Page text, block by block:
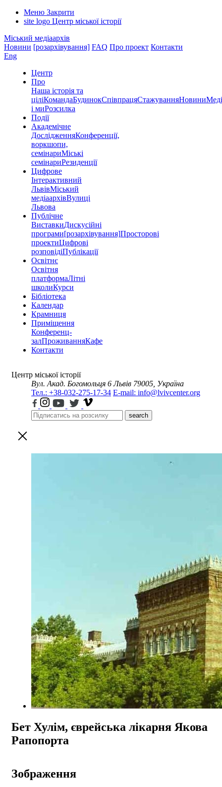
Меню Закрити
site logo Центр міської історії
Міський медіаархів
Новини [розархівування] FAQ Про проект Контакти
Eng
Центр
Про
Наша історія та
ціліКомандаБудинокСпівпрацяСтажуванняНовини
і миРозсилка
Події
Академічне
ДослідженняКонференції,
воркшопи,
семінариМіські
семінариРезиденції
Цифрове
Інтерактивний
ЛьвівМіський
медіаархівВулиці
Львова
Публічне
ВиставкиДискусійні
програми[розархівування]Просторові
проектиЦифрові
розповідіПублікації
Освітнє
Освітня
платформаЛітні
школиКурси
Бібліотека
Календар
Крамниця
Приміщення
Конференц-
залПроживанняКафе
Контакти
Центр міської історії
Вул. Акад. Богомольця 6 Львів 79005, Україна
Тел.: +38-032-275-17-34 E-mail: info@lvivcenter.org
search
Бет Хулім, єврейська лікарня Якова
Рапопорта
Зображення